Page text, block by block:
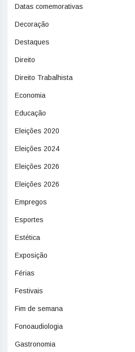
Datas comemorativas
Decoração
Destaques
Direito
Direito Trabalhista
Economia
Educação
Eleições 2020
Eleições 2024
Eleições 2026
Eleições 2026
Empregos
Esportes
Estética
Exposição
Férias
Festivais
Fim de semana
Fonoaudiologia
Gastronomia